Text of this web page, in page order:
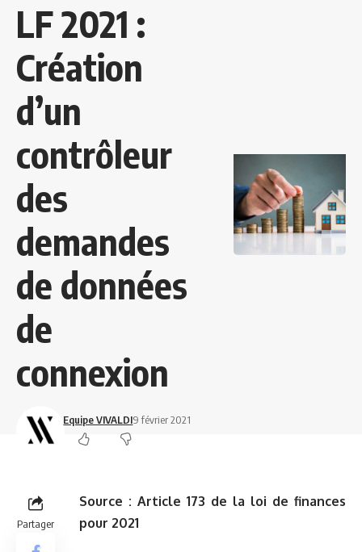
LF 2021 :
Création
d’un
contrôleur
des
demandes
de données
de
connexion
Equipe VIVALDI9 février 2021
Partager
Source : Article 173 de la loi de finances
pour 2021